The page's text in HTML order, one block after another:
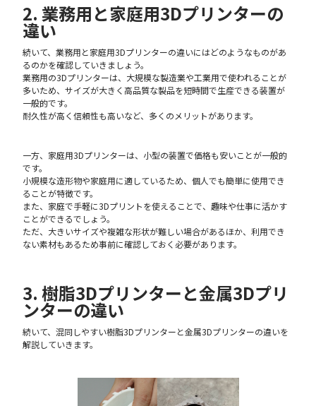
2. 業務用と家庭用3Dプリンターの
違い
続いて、業務用と家庭用3Dプリンターの違いにはどのようなものがあ
るのかを確認していきましょう。
業務用の3Dプリンターは、大規模な製造業や工業用で使われることが
多いため、サイズが大きく高品質な製品を短時間で生産できる装置が
一般的です。
耐久性が高く信頼性も高いなど、多くのメリットがあります。
一方、家庭用3Dプリンターは、小型の装置で価格も安いことが一般的
です。
小規模な造形物や家庭用に適しているため、個人でも簡単に使用でき
ることが特徴です。
また、家庭で手軽に3Dプリントを使えることで、趣味や仕事に活かす
ことができるでしょう。
ただ、大きいサイズや複雑な形状が難しい場合があるほか、利用でき
ない素材もあるため事前に確認しておく必要があります。
3. 樹脂3Dプリンターと金属3Dプリ
ンターの違い
続いて、混同しやすい樹脂3Dプリンターと金属3Dプリンターの違いを
解説していきます。